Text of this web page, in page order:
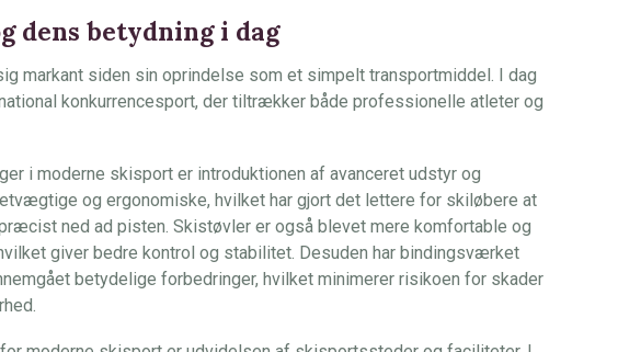
dens betydning i dag
markant siden sin oprindelse som et simpelt transportmiddel. I dag
konkurrencesport, der tiltrækker både professionelle atleter og
i moderne skisport er introduktionen af avanceret udstyr og
og ergonomiske, hvilket har gjort det lettere for skiløbere at
ned ad pisten. Skistøvler er også blevet mere komfortable og
giver bedre kontrol og stabilitet. Desuden har bindingsværket
betydelige forbedringer, hvilket minimerer risikoen for skader